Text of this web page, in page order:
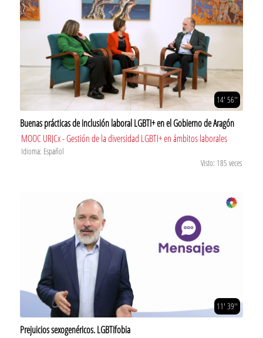
14' 56''
Buenas prácticas de inclusión laboral LGBTI+ en el Gobierno de Aragón
MOOC URJCx - Gestión de la diversidad LGBTI+ en ámbitos laborales
Idioma: Español
Visto: 185 veces
11' 39''
Prejuicios sexogenéricos. LGBTIfobia